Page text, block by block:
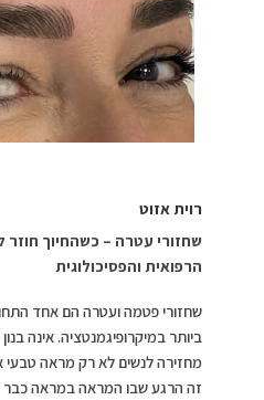
רוית אזוט
שחזורי עטרה – כשהחיוך
הרפואית והפסיכולוגית
שחזורי פטמה ועטרה הם אחד
ביותר במיקרופיגמנטציה. אינה
מחזירה לנשים לא רק מראה
זה הרגע שבו המראה במראה